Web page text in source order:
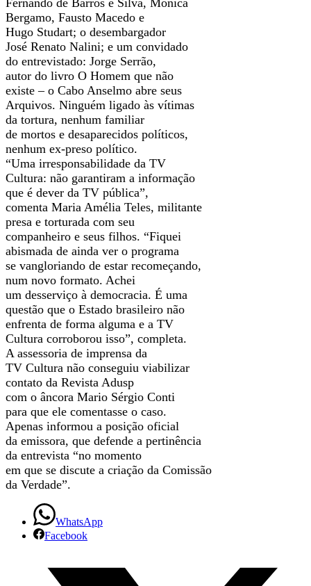
Bergamo, Fausto Macedo e
Hugo Studart; o desembargador
José Renato Nalini; e um convidado
do entrevistado: Jorge Serrão,
autor do livro O Homem que não
existe – o Cabo Anselmo abre seus
Arquivos. Ninguém ligado às vítimas
da tortura, nenhum familiar
de mortos e desaparecidos políticos,
nenhum ex-preso político.
“Uma irresponsabilidade da TV
Cultura: não garantiram a informação
que é dever da TV pública”,
comenta Maria Amélia Teles, militante
presa e torturada com seu
companheiro e seus filhos. “Fiquei
abismada de ainda ver o programa
se vangloriando de estar recomeçando,
num novo formato. Achei
um desserviço à democracia. É uma
questão que o Estado brasileiro não
enfrenta de forma alguma e a TV
Cultura corroborou isso”, completa.
A assessoria de imprensa da
TV Cultura não conseguiu viabilizar
contato da Revista Adusp
com o âncora Mario Sérgio Conti
para que ele comentasse o caso.
Apenas informou a posição oficial
da emissora, que defende a pertinência
da entrevista “no momento
em que se discute a criação da Comissão
da Verdade”.
WhatsApp
Facebook